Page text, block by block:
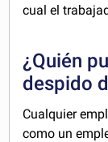
cual el
¿Quién
despido
Cualquier
como un